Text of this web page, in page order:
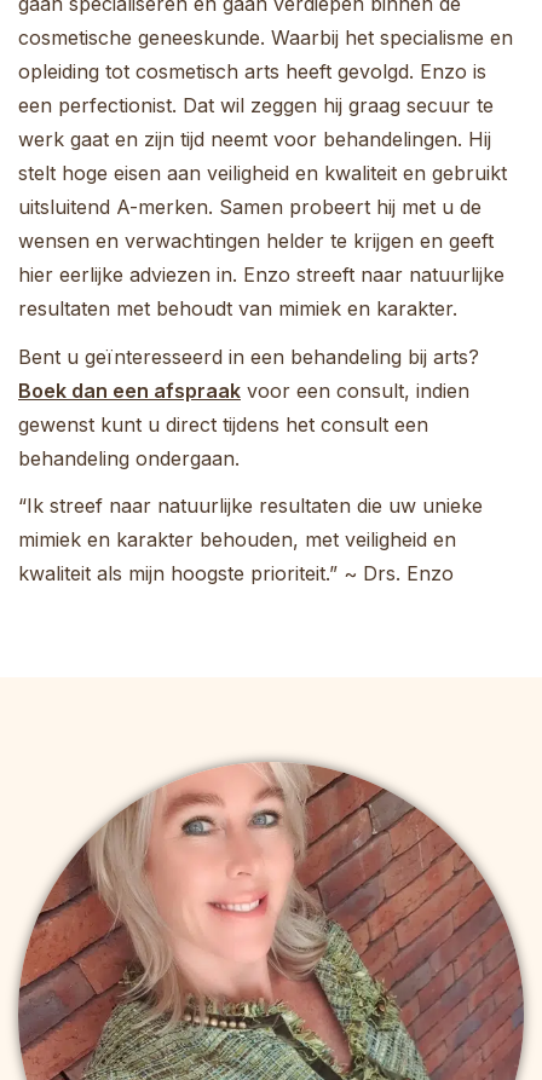
cosmetische geneeskunde. Waarbij het specialisme en
opleiding tot cosmetisch arts heeft gevolgd. Enzo is
een perfectionist. Dat wil zeggen hij graag secuur te
werk gaat en zijn tijd neemt voor behandelingen. Hij
stelt hoge eisen aan veiligheid en kwaliteit en gebruikt
uitsluitend A-merken. Samen probeert hij met u de
wensen en verwachtingen helder te krijgen en geeft
hier eerlijke adviezen in. Enzo streeft naar natuurlijke
resultaten met behoudt van mimiek en karakter.
Bent u geïnteresseerd in een behandeling bij arts?
Boek dan een afspraak voor een consult, indien
gewenst kunt u direct tijdens het consult een
behandeling ondergaan.
“Ik streef naar natuurlijke resultaten die uw unieke
mimiek en karakter behouden, met veiligheid en
kwaliteit als mijn hoogste prioriteit.” ~ Drs. Enzo